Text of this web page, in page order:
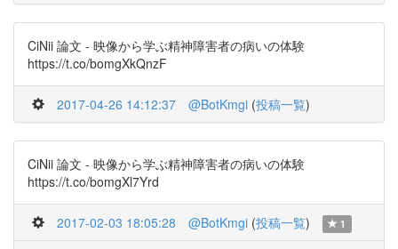
CiNii 論文 - 映像から学ぶ精神障害者の病いの体験
https://t.co/bomgXkQnzF
2017-04-26 14:12:37 @BotKmgi (投稿一覧)
CiNii 論文 - 映像から学ぶ精神障害者の病いの体験
https://t.co/bomgXl7Yrd
2017-02-03 18:05:28 @BotKmgi (投稿一覧) 1